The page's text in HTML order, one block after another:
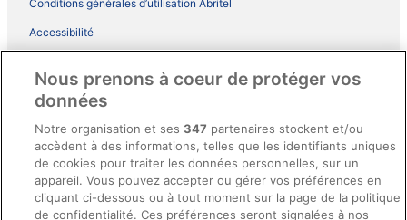
Conditions générales d’utilisation Abritel
Accessibilité
Conditions générales du programme BONUS+ d’ebookers
Directives de contenu et signalement de contenus
Aide
Nous prenons à coeur de protéger vos
données
Notre organisation et ses347 partenaires stockent et/ou
accèdent à des informations, telles que les identifiants uniques
de cookies pour traiter les données personnelles, sur un
appareil. Vous pouvez accepter ou gérer vos préférences en
cliquant ci-dessous ou à tout moment sur la page de la politique
de confidentialité. Ces préférences seront signalées à nos